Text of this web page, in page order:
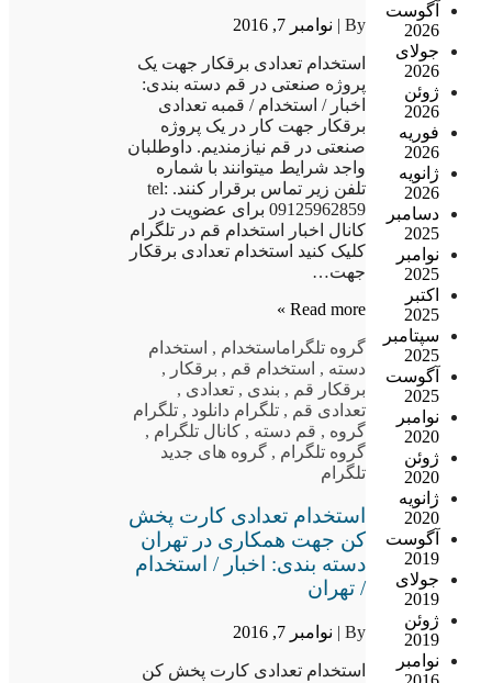
آگوست
2026
جولای
2026
ژوئن
2026
فوریه
2026
ژانویه
2026
دسامبر
2025
نوامبر
2025
اکتبر
2025
سپتامبر
2025
آگوست
2025
نوامبر
2020
ژوئن
2020
ژانویه
2020
آگوست
2019
جولای
2019
ژوئن
2019
نوامبر
By | نوامبر 7, 2016
استخدام تعدادی برقکار جهت یک
پروژه صنعتی در قم دسته بندی:
اخبار / استخدام / قمبه تعدادی
برقکار جهت کار در یک پروژه
صنعتی در قم نیازمندیم. داوطلبان
واجد شرایط میتوانند با شماره
تلفن زیر تماس برقرار کنند. tel:
09125962859 برای عضویت در
کانال اخبار استخدام قم در تلگرام
کلیک کنید استخدام تعدادی برقکار
جهت…
Read more »
گروه تلگراماستخدام , استخدام
دسته , استخدام قم , برقکار ,
برقکار قم , بندی , تعدادی ,
تعدادی قم , تلگرام دانلود , تلگرام
گروه , قم دسته , کانال تلگرام ,
گروه تلگرام , گروه های جدید
تلگرام
استخدام تعدادی کارت پخش
کن جهت همکاری در تهران
دسته بندی: اخبار / استخدام
/ تهران
By | نوامبر 7, 2016
استخدام تعدادی کارت پخش کن